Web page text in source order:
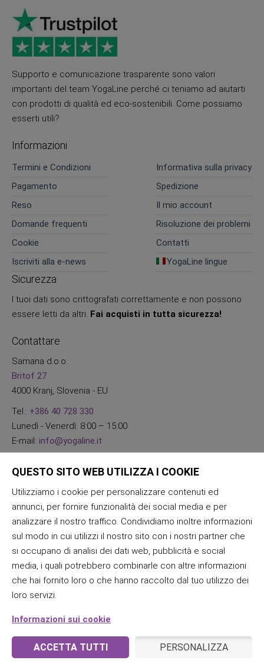
Supporto e comunicazione trasparente sono valori
importanti del team YogaLine perché ci teniamo ad aiutarti
con prodotti di qualità ed eco-sostenibili. Come possiamo
esserti utili?
Informazioni
Termini e Condizioni
Informativa sulla privacy
Pagamento
Spedizione
Reso
Il mio account
Domande frequenti
Risoluzione dei problemi
Cookie
Contatti
Iscriviti alla e-news
YogaLine lingue
Sicurezza
I tuoi dati sono crittografati correttamente e non possono
essere letti da altri. Fai acquisti in tutta sicurezza!
Contattare
Samana d.o.o.
Britof 27
4000 Kranj, Slovenia - EU
Tel.: +386 40 728 330
Lunedì - Venerdì: 8:00 – 15:00
E-mail: info@yogaline.it
QUESTO SITO WEB UTILIZZA I COOKIE
Utilizziamo i cookie per personalizzare contenuti ed
annunci, per fornire funzionalità dei social media e per
analizzare il nostro traffico. Condividiamo inoltre informazioni
sul modo in cui utilizzi il nostro sito con i nostri partner che
si occupano di analisi dei dati web, pubblicità e social
media, i quali potrebbero combinarle con altre informazioni
che hai fornito loro o che hanno raccolto dal tuo utilizzo dei
loro servizi.
Informazioni sui cookie
ACCETTA TUTTI PERSONALIZZA